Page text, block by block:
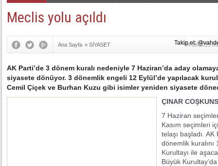
Foto Galeri Video Galeri
Meclis yolu açıldı
Ana Sayfa » SİYASET 04.09.2015
AK Parti’de 3 dönem kuralı nedeniyle 7 Haziran’da aday
siyasete dönüyor. 3 dönemlik engeli 12 Eylül’de yapılacak
Cemil Çiçek ve Burhan Kuzu gibi isimler yeniden siyasete
ÇINAR
7 Haziran
Kasım seçimleri
telaşı başladı.
dönemlik kuralını
Kurultayı ile
Büyük
Takip et: